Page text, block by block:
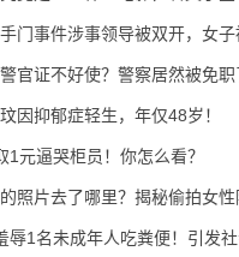
门事件涉事领导被双开，女子
官证不好使？警察居然被免职
因抑郁症轻生，年仅48岁！
1元逼哭柜员！你怎么看？
照片去了哪里？揭秘偷拍女性
辱1名未成年人吃粪便！引发社